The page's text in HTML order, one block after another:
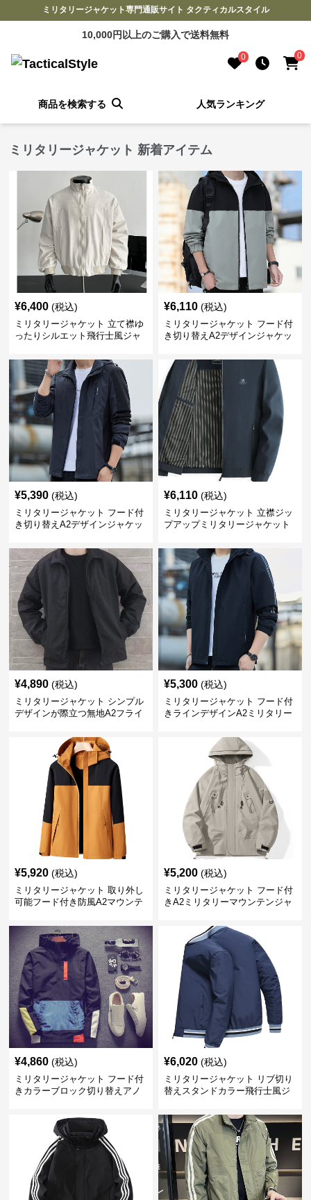
ミリタリージャケット専門通販サイト タクティカルスタイル
10,000円以上のご購入で送料無料
0 0
商品を検索する 人気ランキング
ミリタリージャケット 新着アイテム
¥6,400 (税込)
ミリタリージャケット 立て襟ゆ
ったりシルエット飛行士風ジャ
¥6,110 (税込)
ミリタリージャケット フード付
き切り替えA2デザインジャケッ
¥5,390 (税込)
ミリタリージャケット フード付
き切り替えA2デザインジャケッ
¥6,110 (税込)
ミリタリージャケット 立襟ジッ
プアップミリタリージャケット
¥4,890 (税込)
ミリタリージャケット シンプル
デザインが際立つ無地A2フライ
¥5,300 (税込)
ミリタリージャケット フード付
きラインデザインA2ミリタリー
¥5,920 (税込)
ミリタリージャケット 取り外し
可能フード付き防風A2マウンテ
¥5,200 (税込)
ミリタリージャケット フード付
きA2ミリタリーマウンテンジャ
¥4,860 (税込)
ミリタリージャケット フード付
きカラーブロック切り替えアノ
¥6,020 (税込)
ミリタリージャケット リブ切り
替えスタンドカラー飛行士風ジ